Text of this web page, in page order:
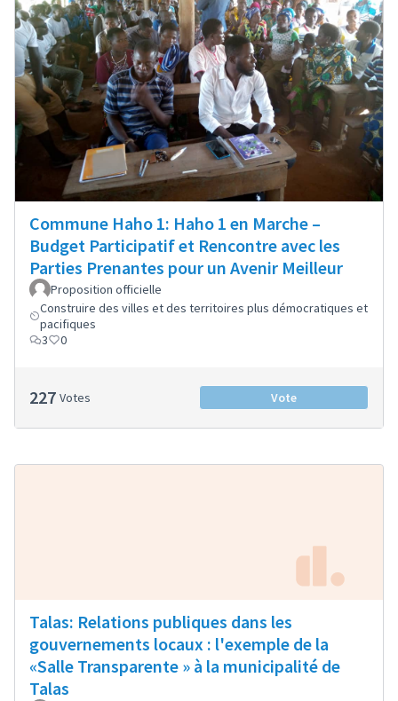
Commune Haho 1: Haho 1 en Marche –
Budget Participatif et Rencontre avec les
Parties Prenantes pour un Avenir Meilleur
Proposition officielle
Construire des villes et des territoires plus démocratiques et
pacifiques
3
0
227 Votes Vote
Talas: Relations publiques dans les
gouvernements locaux : l'exemple de la
«Salle Transparente » à la municipalité de
Talas